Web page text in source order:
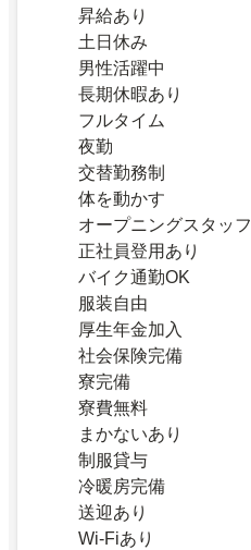
昇給あり
土日休み
男性活躍中
長期休暇あり
フルタイム
夜勤
交替勤務制
体を動かす
オープニングスタッフ
正社員登用あり
バイク通勤OK
服装自由
厚生年金加入
社会保険完備
寮完備
寮費無料
まかないあり
制服貸与
冷暖房完備
送迎あり
Wi-Fiあり